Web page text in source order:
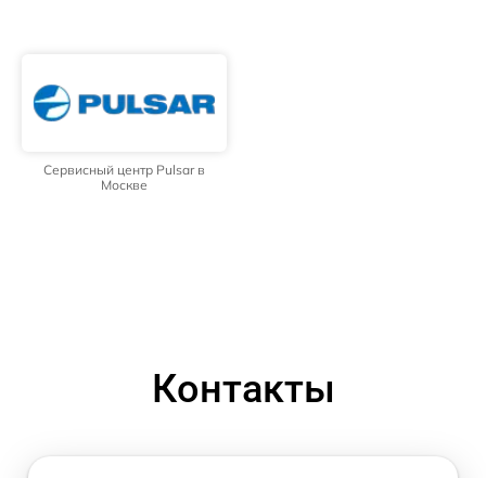
Сервисный центр Pulsar в
Москве
Контакты